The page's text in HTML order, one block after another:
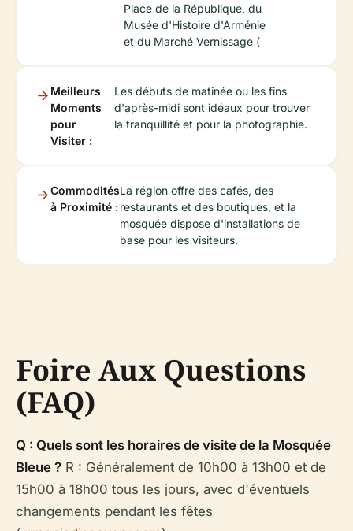
Place de la République, du
Musée d'Histoire d'Arménie
et du Marché Vernissage (
Meilleurs
Moments
pour
Visiter :
Les débuts de matinée ou les fins
d'après-midi sont idéaux pour trouver
la tranquillité et pour la photographie.
Commodités
à Proximité :
La région offre des cafés, des
restaurants et des boutiques, et la
mosquée dispose d'installations de
base pour les visiteurs.
Foire Aux Questions
(FAQ)
Q : Quels sont les horaires de visite de la Mosquée
Bleue ? R : Généralement de 10h00 à 13h00 et de
15h00 à 18h00 tous les jours, avec d'éventuels
changements pendant les fêtes